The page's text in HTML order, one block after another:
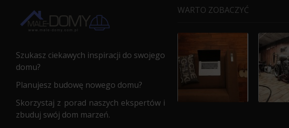
Szukasz ciekawych inspiracji do swojego
domu?
Planujesz budowę nowego domu?
Skorzystaj z porad naszych ekspertów i
zbuduj swój dom marzeń.
WARTO ZOBACZYĆ